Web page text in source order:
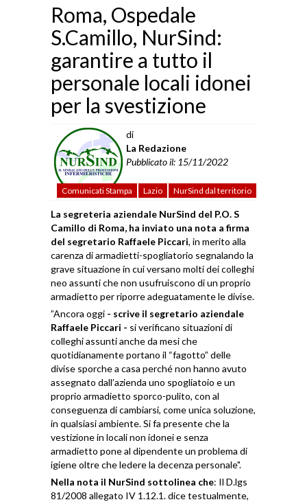
Roma, Ospedale
S.Camillo, NurSind:
garantire a tutto il
personale locali idonei
per la svestizione
di
La Redazione
Pubblicato il: 15/11/2022
Comunicati Stampa Lazio NurSind dal territorio
La segreteria aziendale NurSind del P.O. S
Camillo di Roma, ha inviato una nota a firma
del segretario Raffaele Piccari, in merito alla
carenza di armadietti-spogliatorio segnalando la
grave situazione in cui versano molti dei colleghi
neo assunti che non usufruiscono di un proprio
armadietto per riporre adeguatamente le divise.
”Ancora oggi - scrive il segretario aziendale
Raffaele Piccari - si verificano situazioni di
colleghi assunti anche da mesi che
quotidianamente portano il “fagotto” delle
divise sporche a casa perché non hanno avuto
assegnato dall’azienda uno spogliatoio e un
proprio armadietto sporco-pulito, con al
conseguenza di cambiarsi, come unica soluzione,
in qualsiasi ambiente. Si fa presente che la
vestizione in locali non idonei e senza
armadietto pone al dipendente un problema di
igiene oltre che ledere la decenza personale".
Nella nota il NurSind sottolinea che: Il D.lgs
81/2008 allegato IV 1.12.1. dice testualmente,